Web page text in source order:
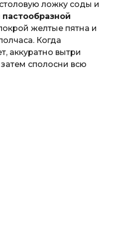
ложку соды и
пастообразной
желтые пятна и
Когда
аккуратно вытри
сполосни всю